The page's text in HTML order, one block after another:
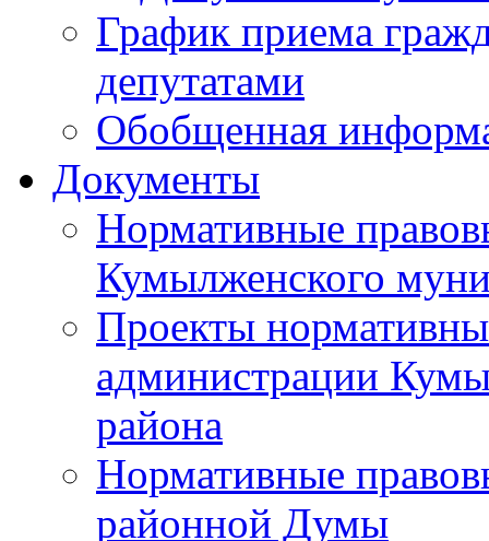
График приема
депутатами
Обобщенная
Документы
Нормативные
Кумылженского
Проекты
администрации
района
Нормативные
районной Думы